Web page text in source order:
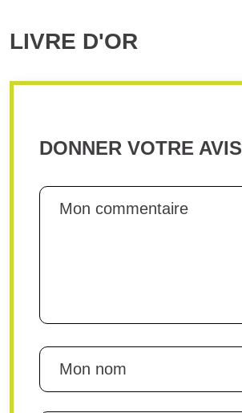
LIVRE D'OR
DONNER VOTRE AVIS